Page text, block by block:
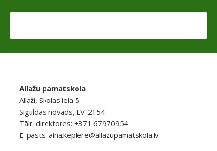
Allažu pamatskola
Allaži, Skolas iela 5
Siguldas novads, LV-2154
Tālr. direktores: +371 67970954
E-pasts: aina.keplere@allazupamatskola.lv